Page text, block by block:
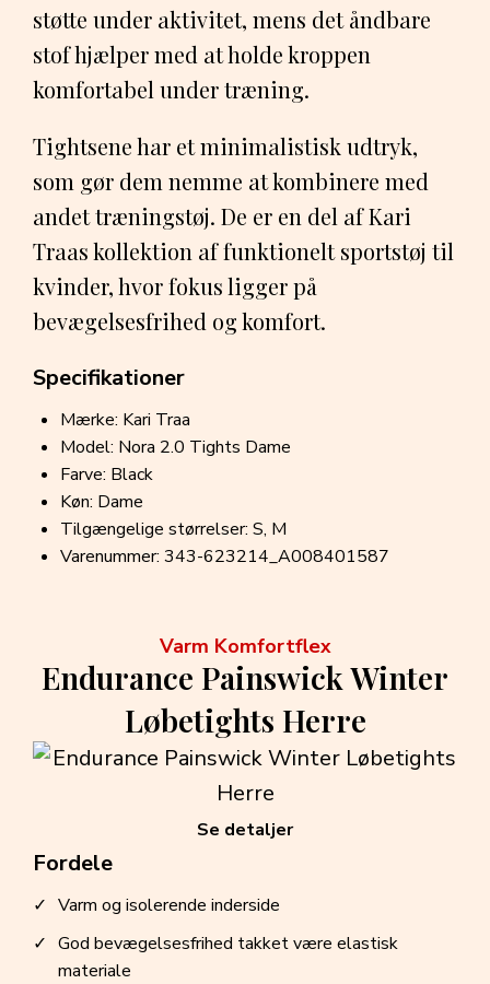
støtte under aktivitet, mens det åndbare
stof hjælper med at holde kroppen
komfortabel under træning.
Tightsene har et minimalistisk udtryk,
som gør dem nemme at kombinere med
andet træningstøj. De er en del af Kari
Traas kollektion af funktionelt sportstøj til
kvinder, hvor fokus ligger på
bevægelsesfrihed og komfort.
Specifikationer
Mærke: Kari Traa
Model: Nora 2.0 Tights Dame
Farve: Black
Køn: Dame
Tilgængelige størrelser: S, M
Varenummer: 343-623214_A008401587
Varm Komfortflex
Endurance Painswick Winter
Løbetights Herre
Fordele
Varm og isolerende inderside
God bevægelsesfrihed takket være elastisk
materiale
Se detaljer